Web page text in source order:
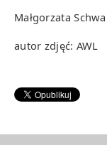
Małgorzata
autor zdjęć: AWL